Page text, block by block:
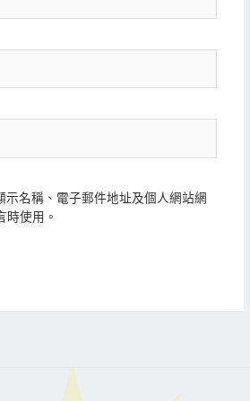
示名稱、電子郵件地址及個人網站網
時使用。